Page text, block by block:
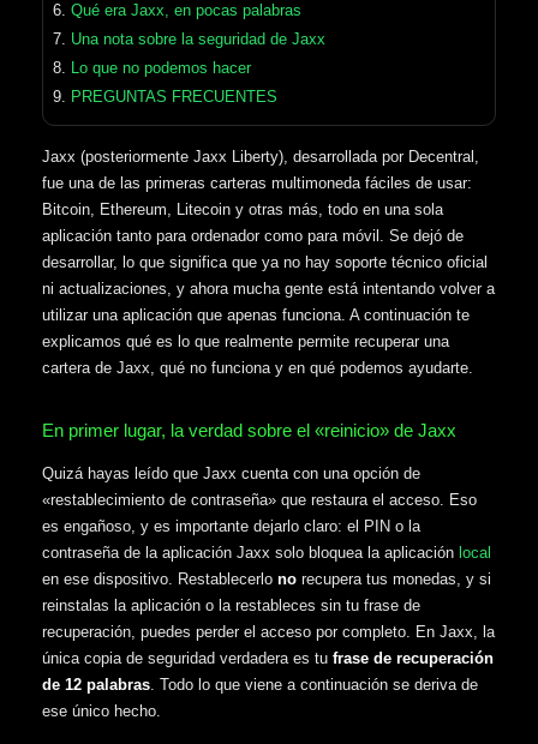
Qué era Jaxx, en pocas palabras
Una nota sobre la seguridad de Jaxx
Lo que no podemos hacer
PREGUNTAS FRECUENTES
Jaxx (posteriormente Jaxx Liberty), desarrollada por Decentral,
fue una de las primeras carteras multimoneda fáciles de usar:
Bitcoin, Ethereum, Litecoin y otras más, todo en una sola
aplicación tanto para ordenador como para móvil. Se dejó de
desarrollar, lo que significa que ya no hay soporte técnico oficial
ni actualizaciones, y ahora mucha gente está intentando volver a
utilizar una aplicación que apenas funciona. A continuación te
explicamos qué es lo que realmente permite recuperar una
cartera de Jaxx, qué no funciona y en qué podemos ayudarte.
En primer lugar, la verdad sobre el «reinicio» de Jaxx
Quizá hayas leído que Jaxx cuenta con una opción de
«restablecimiento de contraseña» que restaura el acceso. Eso
es engañoso, y es importante dejarlo claro: el PIN o la
contraseña de la aplicación Jaxx solo bloquea la aplicación local
en ese dispositivo. Restablecerlo no recupera tus monedas, y si
reinstalas la aplicación o la restableces sin tu frase de
recuperación, puedes perder el acceso por completo. En Jaxx, la
única copia de seguridad verdadera es tu frase de recuperación
de 12 palabras. Todo lo que viene a continuación se deriva de
ese único hecho.